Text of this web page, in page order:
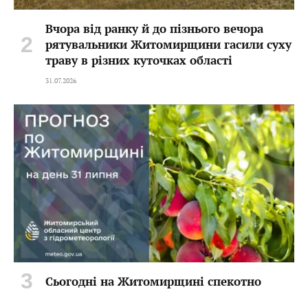
Вчора від ранку й до пізнього вечора
рятувальники Житомирщини гасили суху
траву в різних куточках області
31.07.2026
Сьогодні на Житомирщині спекотно